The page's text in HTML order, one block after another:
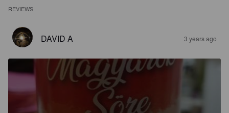
REVIEWS
DAVID A 3 years ago